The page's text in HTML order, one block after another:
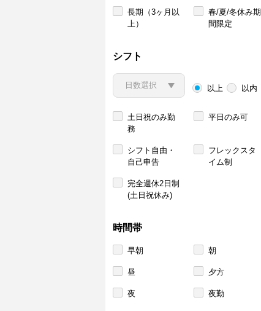
長期（3ヶ月以
上）
春/夏/冬休み期
間限定
シフト
以上 以内
土日祝のみ勤
務
平日のみ可
シフト自由・
自己申告
フレックスタ
イム制
完全週休2日制
(土日祝休み)
時間帯
早朝 朝
昼 夕方
夜 夜勤